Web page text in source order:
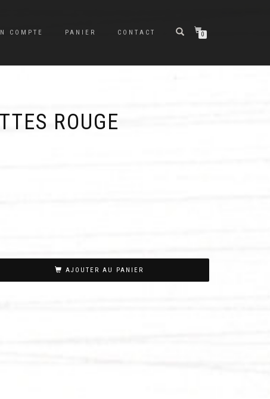
COMPTE PANIER CONTACT 0
ROUGE
AJOUTER AU PANIER